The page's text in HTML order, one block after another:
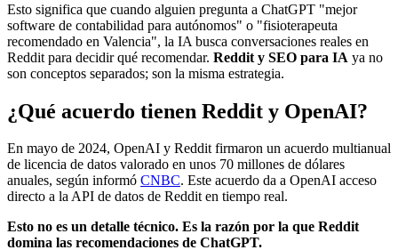
Esto significa que cuando alguien pregunta a ChatGPT "mejor
software de contabilidad para autónomos" o "fisioterapeuta
recomendado en Valencia", la IA busca conversaciones reales en
Reddit para decidir qué recomendar. Reddit y SEO para IA ya no
son conceptos separados; son la misma estrategia.
¿Qué acuerdo tienen Reddit y OpenAI?
En mayo de 2024, OpenAI y Reddit firmaron un acuerdo multianual
de licencia de datos valorado en unos 70 millones de dólares
anuales, según informó CNBC. Este acuerdo da a OpenAI acceso
directo a la API de datos de Reddit en tiempo real.
Esto no es un detalle técnico. Es la razón por la que Reddit
domina las recomendaciones de ChatGPT.